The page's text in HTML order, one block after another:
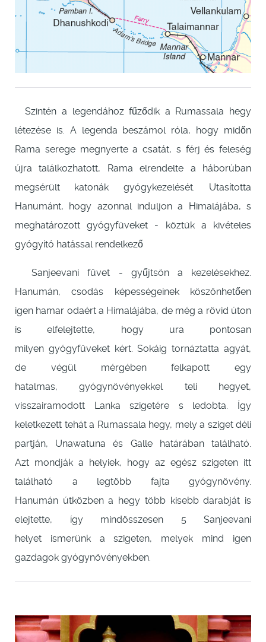
Szintén a legendához fűződik a Rumassala hegy
létezése is. A legenda beszámol róla, hogy midőn
Rama serege megnyerte a csatát, s férj és feleség
újra találkozhatott, Rama elrendelte a háborúban
megsérült katonák gyógykezelését. Utasította
Hanumánt, hogy azonnal induljon a Himalájába, s
meghatározott gyógyfüveket - köztük a kivételes
gyógyító hatással rendelkező
Sanjeevani füvet - gyűjtsön a kezelésekhez.
Hanumán, csodás képességeinek köszönhetően
igen hamar odaért a Himalájába, de még a rövid úton
is elfelejtette, hogy ura pontosan
milyen gyógyfüveket kért. Sokáig tornáztatta agyát,
de végül mérgében felkapott egy
hatalmas, gyógynövényekkel teli hegyet,
visszairamodott Lanka szigetére s ledobta. Így
keletkezett tehát a Rumassala hegy, mely a sziget déli
partján, Unawatuna és Galle határában található.
Azt mondják a helyiek, hogy az egész szigeten itt
található a legtöbb fajta gyógynövény.
Hanumán útközben a hegy több kisebb darabját is
elejtette, így mindösszesen 5 Sanjeevani
helyet ismerünk a szigeten, melyek mind igen
gazdagok gyógynövényekben.